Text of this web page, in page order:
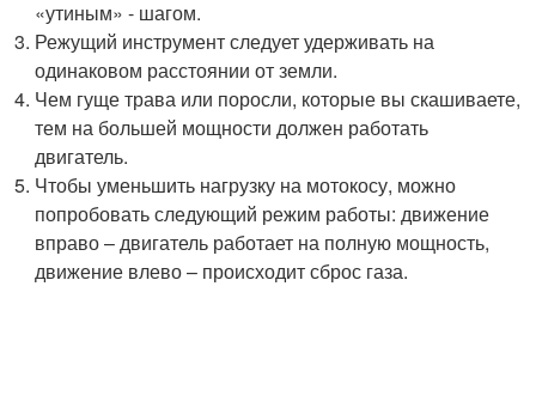
«утиным» - шагом.
Режущий инструмент следует удерживать на
одинаковом расстоянии от земли.
Чем гуще трава или поросли, которые вы скашиваете,
тем на большей мощности должен работать
двигатель.
Чтобы уменьшить нагрузку на мотокосу, можно
попробовать следующий режим работы: движение
вправо – двигатель работает на полную мощность,
движение влево – происходит сброс газа.